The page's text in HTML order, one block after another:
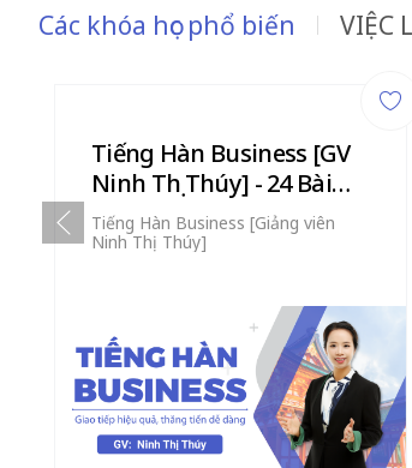
Các khóa học phổ biến VIỆC
Tiếng Hàn Business [GV
Ninh Thị Thúy] - 24 Bài
Giảng
Tiếng Hàn Business [Giảng viên
Ninh Thị Thúy]